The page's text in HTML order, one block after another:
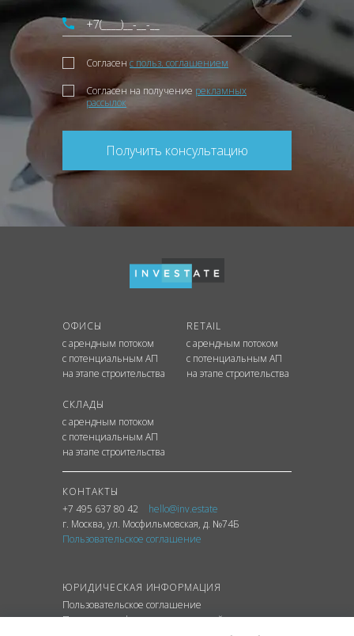
Согласен с польз. соглашением
Согласен на получение рекламных
рассылок
Получить консультацию
ОФИСЫ
с арендным потоком
с потенциальным АП
на этапе строительства
RETAIL
с арендным потоком
с потенциальным АП
на этапе строительства
СКЛАДЫ
с арендным потоком
с потенциальным АП
на этапе строительства
КОНТАКТЫ
+7 495 637 80 42
hello@inv.estate
г. Москва, ул. Мосфильмовская, д. №74Б
Пользовательское соглашение
ЮРИДИЧЕСКАЯ ИНФОРМАЦИЯ
Пользовательское соглашение
Политика конфиденциальности сайта